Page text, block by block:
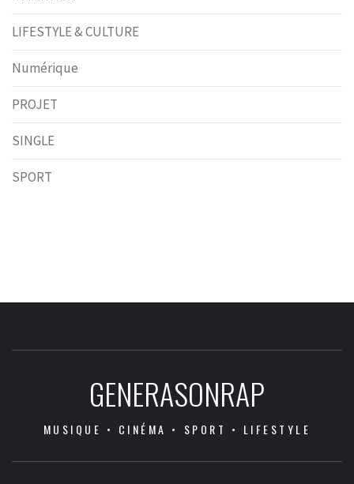
LIFESTYLE & CULTURE
Numérique
PROJET
SINGLE
SPORT
GENERASONRAP
MUSIQUE • CINÉMA • SPORT • LIFESTYLE